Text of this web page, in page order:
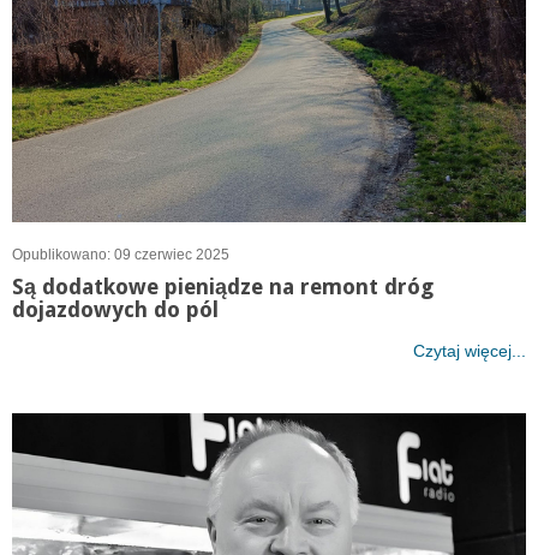
Opublikowano: 09 czerwiec 2025
Są dodatkowe pieniądze na remont dróg
dojazdowych do pól
Czytaj więcej...